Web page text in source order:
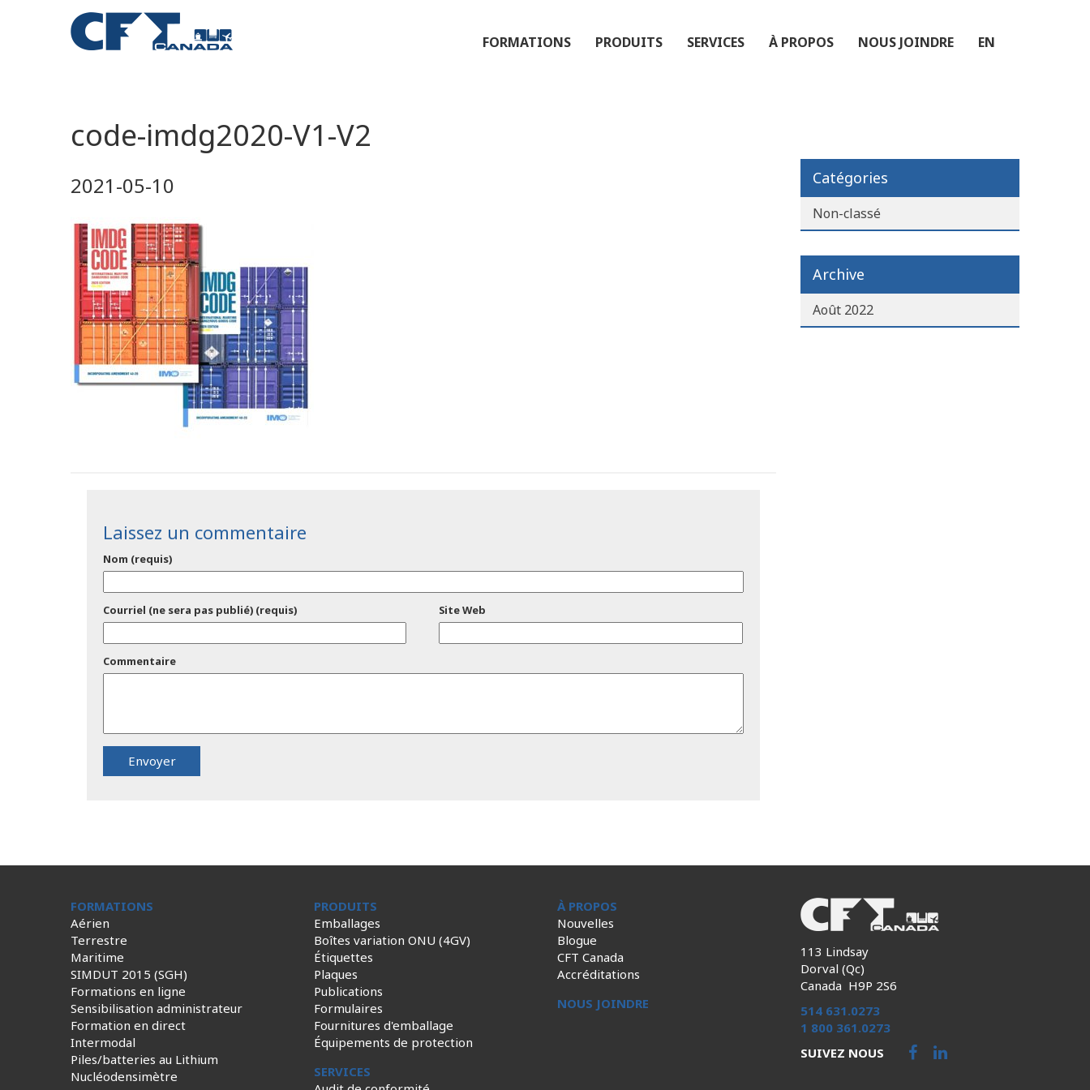
FORMATIONS PRODUITS SERVICES À PROPOS NOUS JOINDRE EN
code-imdg2020-V1-V2
2021-05-10
Laissez un commentaire
Nom (requis)
Courriel (ne sera pas publié) (requis) Site Web
Commentaire
Catégories
Non-classé
Archive
Août 2022
FORMATIONS
Aérien
Terrestre
Maritime
SIMDUT 2015 (SGH)
Formations en ligne
Sensibilisation administrateur
Formation en direct
Intermodal
Piles/batteries au Lithium
Nucléodensimètre
PRODUITS
Emballages
Boîtes variation ONU (4GV)
Étiquettes
Plaques
Publications
Formulaires
Fournitures d'emballage
Équipements de protection
SERVICES
À PROPOS
Nouvelles
Blogue
CFT Canada
Accréditations
NOUS JOINDRE
113 Lindsay
Dorval (Qc)
Canada H9P 2S6
514 631.0273
1 800 361.0273
SUIVEZ NOUS